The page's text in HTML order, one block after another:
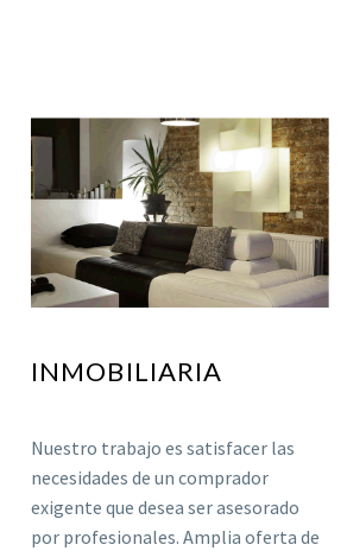
INMOBILIARIA
Nuestro trabajo es satisfacer las
necesidades de un comprador
exigente que desea ser asesorado
por profesionales. Amplia oferta de